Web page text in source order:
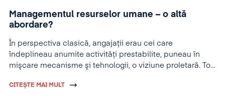
Managementul resurselor umane – o altă
abordare?
În perspectiva clasică, angajaţii erau cei care
îndeplineau anumite activităţi prestabilite, puneau în
mişcare mecanisme şi tehnologii, o viziune proletară. Tot
precum „mână de lucru” sau forţă de muncă. Principala
CITEȘTE MAI MULT